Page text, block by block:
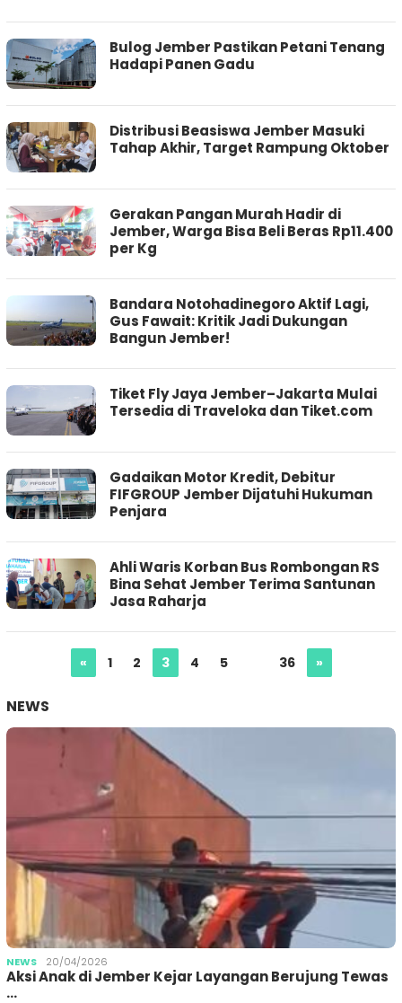
Bulog Jember Pastikan Petani Tenang
Hadapi Panen Gadu
Distribusi Beasiswa Jember Masuki
Tahap Akhir, Target Rampung Oktober
Gerakan Pangan Murah Hadir di
Jember, Warga Bisa Beli Beras Rp11.400
per Kg
Bandara Notohadinegoro Aktif Lagi,
Gus Fawait: Kritik Jadi Dukungan
Bangun Jember!
Tiket Fly Jaya Jember–Jakarta Mulai
Tersedia di Traveloka dan Tiket.com
Gadaikan Motor Kredit, Debitur
FIFGROUP Jember Dijatuhi Hukuman
Penjara
Ahli Waris Korban Bus Rombongan RS
Bina Sehat Jember Terima Santunan
Jasa Raharja
« 1 2 3 4 5 36 »
NEWS
NEWS 20/04/2026
Aksi Anak di Jember Kejar Layangan Berujung Tewas
…